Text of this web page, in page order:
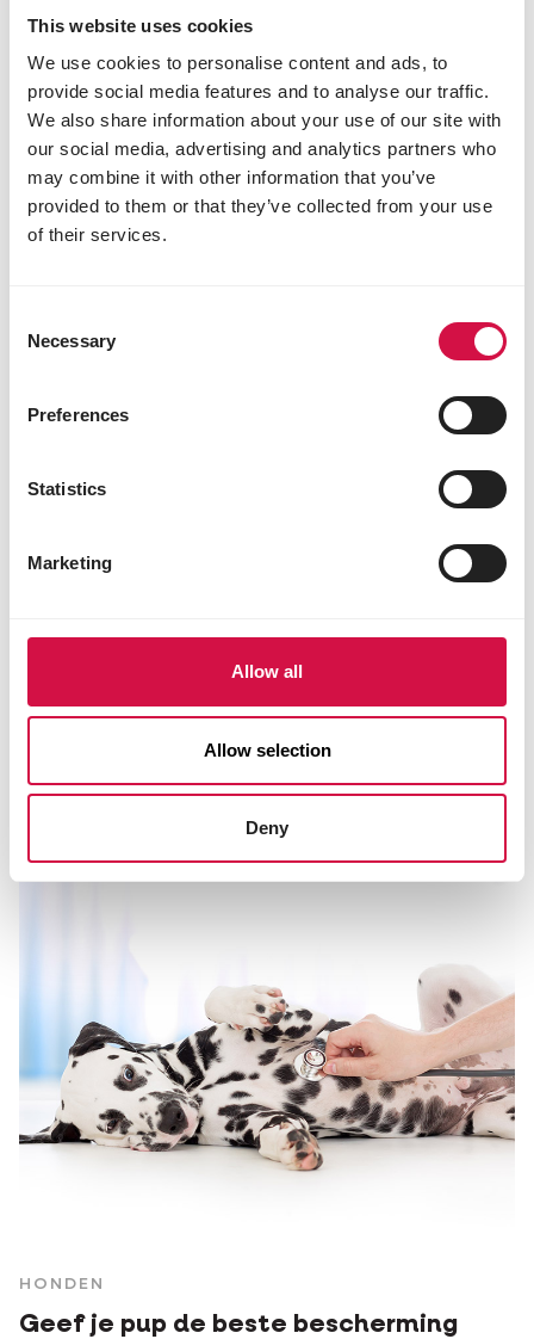
This website uses cookies
We use cookies to personalise content and ads, to
provide social media features and to analyse our traffic.
We also share information about your use of our site with
our social media, advertising and analytics partners who
may combine it with other information that you’ve
provided to them or that they’ve collected from your use
of their services.
Selection
Necessary
Preferences
Statistics
Marketing
Allow all
Allow selection
Deny
Je verdeelt ze bij voorkeur gelijkmatig over de
verschillende maaltijden van de dag. In ons filmpje
zie je wat Opti Joint precies voor jouw hond kan
betekenen.
Deel op Facebook
Deel viaDeel
HONDEN
Geef je pup de beste bescherming